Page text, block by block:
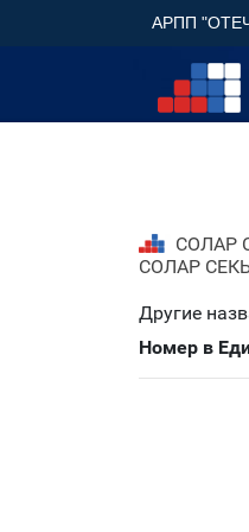
АРПП
СОЛАР
СОЛАР
Другие
Номер в